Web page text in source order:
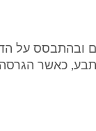
ובהתבסס על
כאשר